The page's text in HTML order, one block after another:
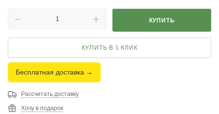
КУПИТЬ
КУПИТЬ В 1 КЛИК
Бесплатная доставка →
Рассчитать доставку
Хочу в подарок